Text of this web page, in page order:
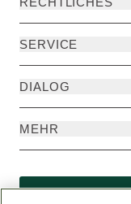
SERVICE
DIALOG
MEHR